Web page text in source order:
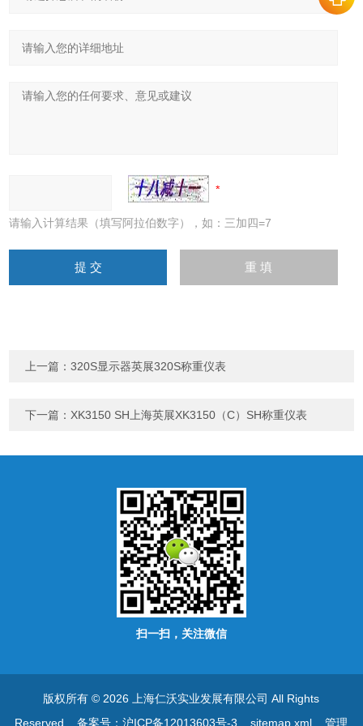
请输入计算结果（填写阿拉伯数字），如：三加四=7
上一篇：320S显示器英展320S称重仪表
下一篇： XK3150 SH上海英展XK3150（C）SH称重仪表
扫一扫，关注微信
版权所有 © 2026 上海仁沃实业发展有限公司 All Rights
Reserved备案号：沪ICP备12013603号-3 sitemap.xml 管理